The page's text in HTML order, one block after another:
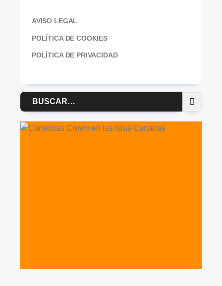
AVISO LEGAL
POLÍTICA DE COOKIES
POLÍTICA DE PRIVACIDAD
Buscar
por: